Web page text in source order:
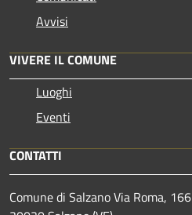
Avvisi
VIVERE IL COMUNE
Luoghi
Eventi
CONTATTI
Comune di Salzano Via Roma, 166